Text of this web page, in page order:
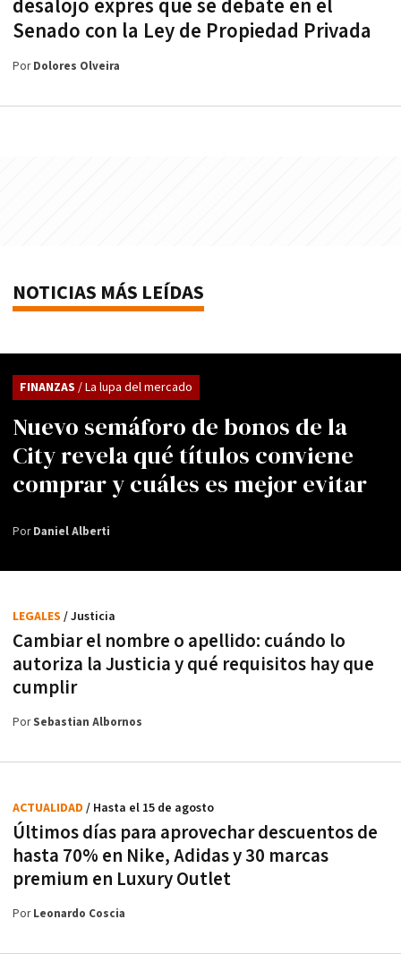
desalojo exprés que se debate en el
Senado con la Ley de Propiedad Privada
PorDolores Olveira
NOTICIAS MÁS LEÍDAS
Nuevo semáforo de bonos de la
City revela qué títulos conviene
comprar y cuáles es mejor evitar
FINANZAS / La lupa del mercado
PorDaniel Alberti
Cambiar el nombre o apellido: cuándo lo
autoriza la Justicia y qué requisitos hay que
cumplir
LEGALES / Justicia
PorSebastian Albornos
Últimos días para aprovechar descuentos de
hasta 70% en Nike, Adidas y 30 marcas
premium en Luxury Outlet
ACTUALIDAD / Hasta el 15 de agosto
PorLeonardo Coscia